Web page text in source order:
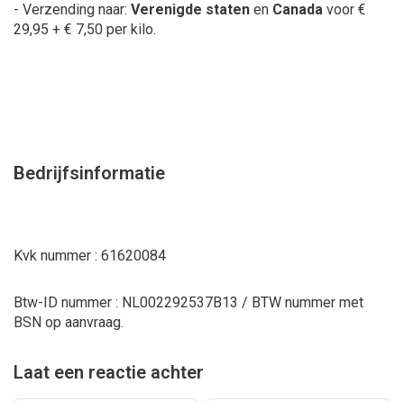
- Verzending naar: Verenigde staten en Canada voor €
29,95 + € 7,50 per kilo.
Bedrijfsinformatie
Kvk nummer : 61620084
Btw-ID nummer : NL002292537B13 / BTW nummer met
BSN op aanvraag.
Laat een reactie achter